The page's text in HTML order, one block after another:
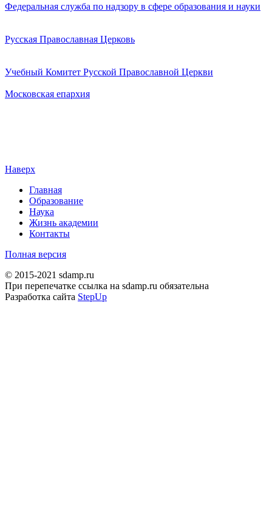
Федеральная служба по надзору в сфере образования и науки
Русская Православная Церковь
Учебный Комитет Русской Православной Церкви
Московская епархия
Наверх
Главная
Образование
Наука
Жизнь академии
Контакты
Полная версия
© 2015-2021 sdamp.ru
При перепечатке ссылка на sdamp.ru обязательна
Разработка сайта StepUp